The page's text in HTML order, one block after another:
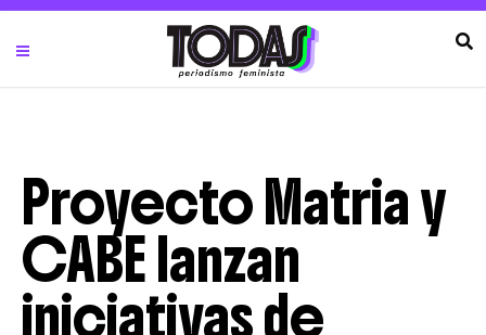
Proyecto Matria y
CABE lanzan
iniciativas de